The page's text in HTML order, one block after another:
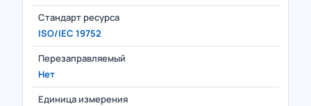
Стандарт ресурса
ISO/IEC 19752
Перезаправляемый
Нет
Единица измерения